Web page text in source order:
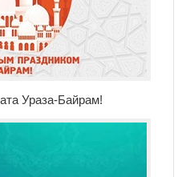
Ураза-Байрам!